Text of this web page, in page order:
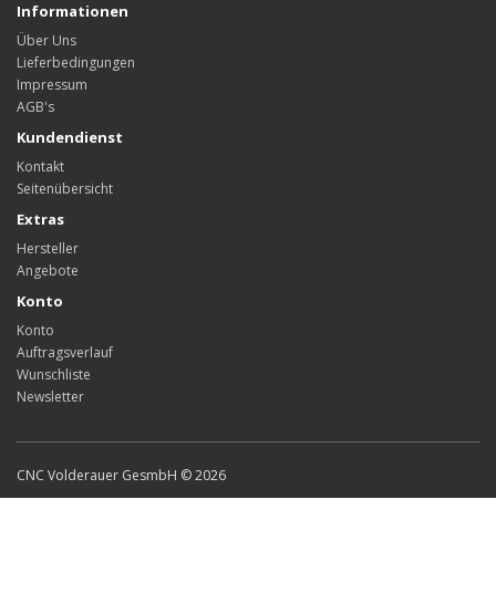
Informationen
Über Uns
Lieferbedingungen
Impressum
AGB's
Kundendienst
Kontakt
Seitenübersicht
Extras
Hersteller
Angebote
Konto
Konto
Auftragsverlauf
Wunschliste
Newsletter
CNC Volderauer GesmbH © 2026